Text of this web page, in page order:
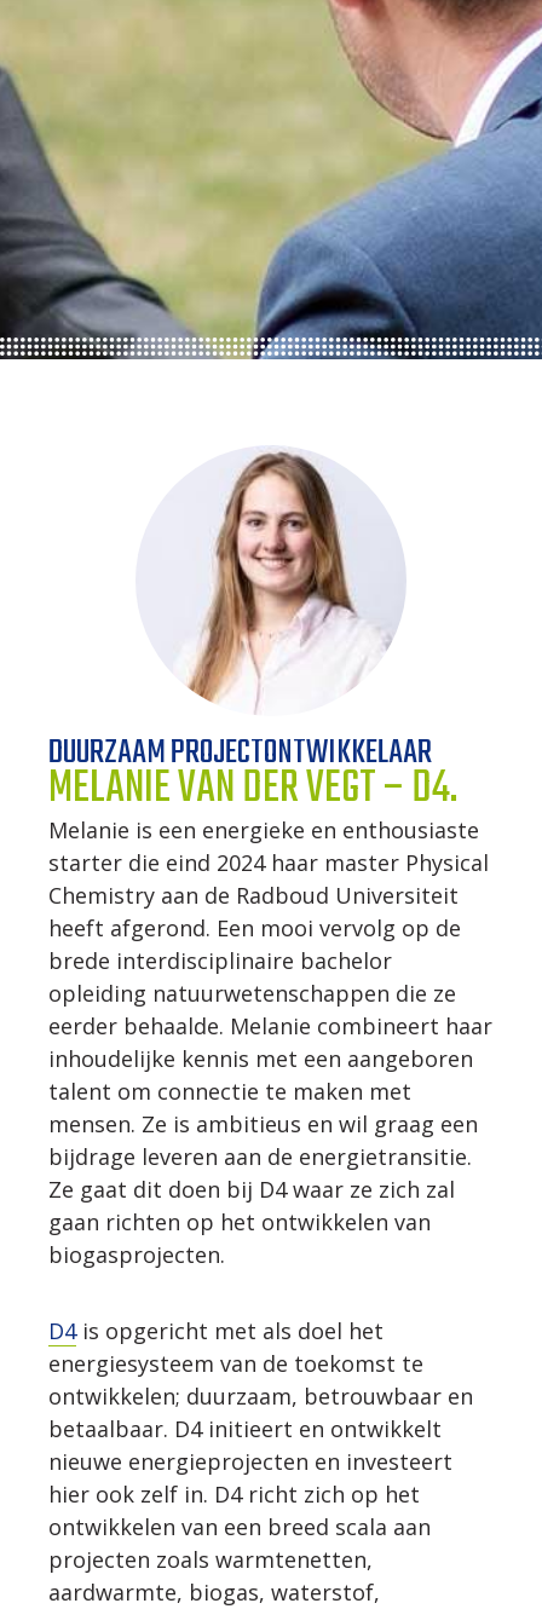
PROGRAMMA INHOUD
SELECTIEPROCEDURE
JOUW TOEKOMST
INSCHRIJVEN
ONZE TRAINEES
DE MEERWAARDE
KETENAANPAK
UW NETWERK
WERKWIJZE
UW PROJECT
CONTACT
DUURZAAM PROJECTONTWIKKELAAR
MELANIE VAN DER VEGT – D4.
Melanie is een energieke en enthousiaste
starter die eind 2024 haar master Physical
Chemistry aan de Radboud Universiteit
heeft afgerond. Een mooi vervolg op de
brede interdisciplinaire bachelor
opleiding natuurwetenschappen die ze
eerder behaalde. Melanie combineert haar
inhoudelijke kennis met een aangeboren
talent om connectie te maken met
mensen. Ze is ambitieus en wil graag een
bijdrage leveren aan de energietransitie.
Ze gaat dit doen bij D4 waar ze zich zal
gaan richten op het ontwikkelen van
biogasprojecten.
D4is opgericht met als doel het
energiesysteem van de toekomst te
ontwikkelen; duurzaam, betrouwbaar en
betaalbaar. D4 initieert en ontwikkelt
nieuwe energieprojecten en investeert
hier ook zelf in. D4 richt zich op het
ontwikkelen van een breed scala aan
projecten zoals warmtenetten,
aardwarmte, biogas, waterstof,